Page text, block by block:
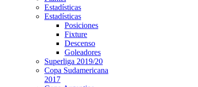
Estadísticas
Estadísticas
Posiciones
Fixture
Descenso
Goleadores
Superliga 2019/20
Copa Sudamericana
2017